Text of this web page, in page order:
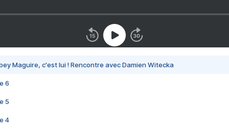
Maguire, c'est lui ! Rencontre avec Damien Witecka
6
5
4